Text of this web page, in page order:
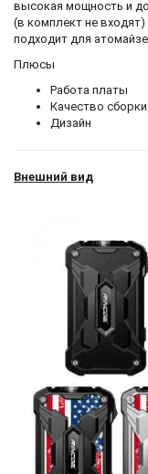
высокая мощность и
(в комплект не входят)
подходит для
Плюсы
Работа платы
Качество сборки
Дизайн
Внешний вид